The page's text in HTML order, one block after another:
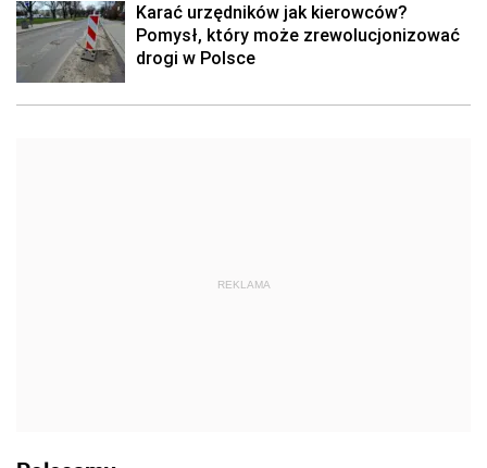
Karać urzędników jak kierowców?
Pomysł, który może zrewolucjonizować
drogi w Polsce
REKLAMA